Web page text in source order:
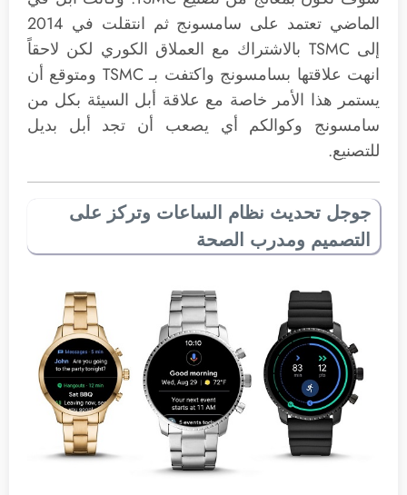
الماضي تعتمد على سامسونج ثم انتقلت في 2014
إلى TSMC بالاشتراك مع العملاق الكوري لكن لاحقاً
انهت علاقتها بسامسونج واكتفت بـ TSMC ومتوقع أن
يستمر هذا الأمر خاصة مع علاقة أبل السيئة بكل من
سامسونج وكوالكم أي يصعب أن تجد أبل بديل
للتصنيع.
جوجل تحديث نظام الساعات وتركز على
التصميم ومدرب الصحة